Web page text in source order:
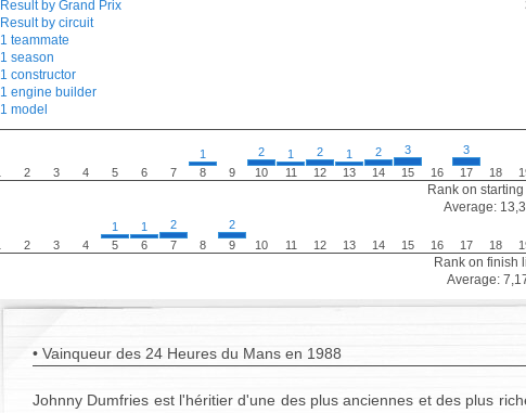
Result by Grand Prix
Result by circuit
1 teammate
1 season
1 constructor
1 engine builder
1 model
2 3 4 5 6 7
1
8
9
2
10
1
11
2
12
1
13
2
14
3
15
16
3
17
18
Rank on starting
Average:
2 3 4
1
5
1
6
2
7
8
2
9
10 11 12 13 14 15 16 17 18
Rank on finish
Average:
• Vainqueur des 24 Heures du Mans en 1988
Johnny Dumfries est l'héritier d'une des plus anciennes et des plus